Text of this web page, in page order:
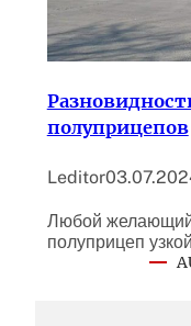
полуприцепов
Leditor
Любой желающий
полуприцеп